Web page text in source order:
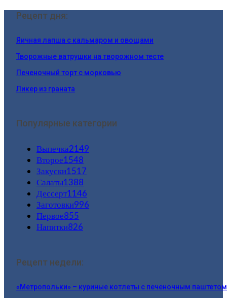
Рецепт дня:
Яичная лапша с кальмаром и овощами
Творожные ватрушки на творожном тесте
Печеночный торт с морковью
Ликер из граната
Популярные категории
Выпечка2149
Второе1548
Закуски1517
Салаты1388
Дессерт1146
Заготовки996
Первое855
Напитки826
Рецепт недели:
«Метропольки» – куриные котлеты с печеночным паштетом